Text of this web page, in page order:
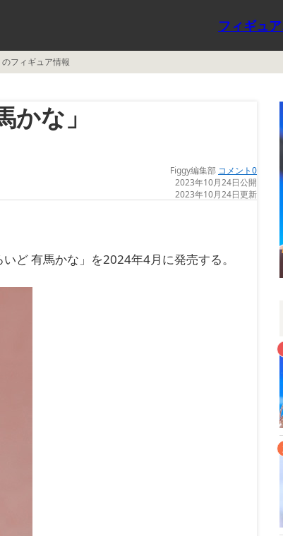
フィギュア
フィギュア情報
かな」
Figgy編集部 コメント0
2023年10月24日公開
2023年10月24日更新
ど 有馬かな」を2024年4月に発売する。